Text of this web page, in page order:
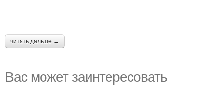
читать дальше →
Вас может заинтересовать